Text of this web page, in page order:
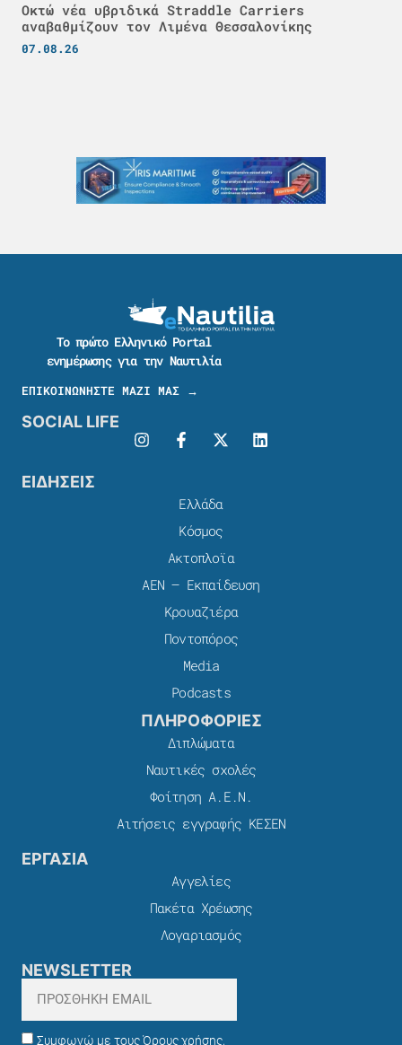
Οκτώ νέα υβριδικά Straddle Carriers
αναβαθμίζουν τον Λιμένα Θεσσαλονίκης
07.08.26
Το πρώτο Ελληνικό Portal
ενημέρωσης για την Ναυτιλία
ΕΠΙΚΟΙΝΩΝΗΣΤΕ ΜΑΖΙ ΜΑΣ →
SOCIAL LIFE
ΕΙΔΗΣΕΙΣ
Ελλάδα
Κόσμος
Ακτοπλοϊα
ΑΕΝ – Εκπαίδευση
Κρουαζιέρα
Ποντοπόρος
Media
Podcasts
ΠΛΗΡΟΦΟΡΙΕΣ
Διπλώματα
Ναυτικές σχολές
Φοίτηση Α.Ε.Ν.
Αιτήσεις εγγραφής ΚΕΣΕΝ
ΕΡΓΑΣΙΑ
Αγγελίες
Πακέτα Χρέωσης​
Λογαριασμός
NEWSLETTER
Συμφωνώ με τους Όρους χρήσης,